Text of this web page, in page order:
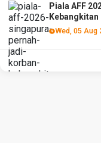
Piala AFF
Wed, 05 Aug